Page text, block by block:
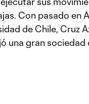
Con pasado en
de Chile, Cruz
una gran sociedad